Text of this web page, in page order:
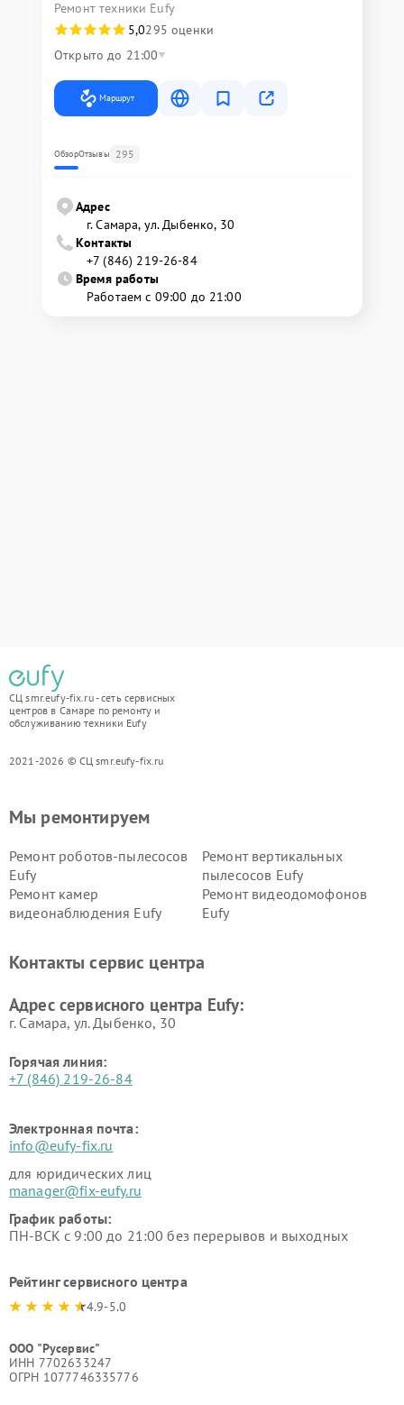
Ремонт техники Eufy
5,0295 оценки
Открыто до 21:00
Маршрут
ОбзорОтзывы 295
Адрес
г. Самара, ул. Дыбенко, 30
Контакты
+7 (846) 219-26-84
Время работы
Работаем с 09:00 до 21:00
СЦ smr.eufy-fix.ru - сеть сервисных
центров в Самаре по ремонту и
обслуживанию техники Eufy
2021-2026 © СЦ smr.eufy-fix.ru
Мы ремонтируем
Ремонт роботов-пылесосов
Eufy
Ремонт вертикальных
пылесосов Eufy
Ремонт камер
видеонаблюдения Eufy
Ремонт видеодомофонов
Eufy
Контакты сервис центра
Адрес сервисного центра Eufy:
г. Самара, ул. Дыбенко, 30
Горячая линия:
+7 (846) 219-26-84
Электронная почта:
info@eufy-fix.ru
для юридических лиц
manager@fix-eufy.ru
График работы:
ПН-ВСК с 9:00 до 21:00 без перерывов и выходных
Рейтинг сервисного центра
4.9-5.0
ООО "Русервис"
ИНН 7702633247
ОГРН 1077746335776